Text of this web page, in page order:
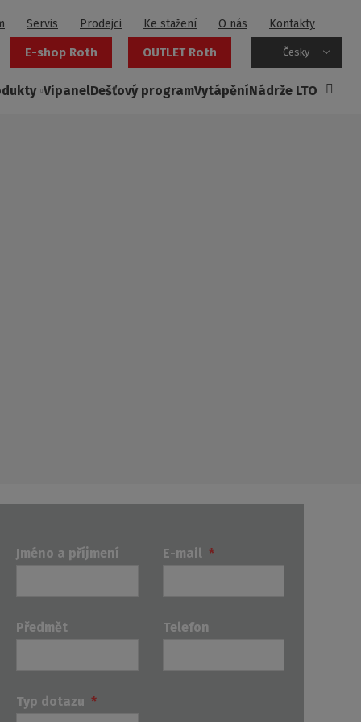
Servis Prodejci Ke stažení O nás Kontakty
E-shop Roth OUTLET Roth Česky
VipanelDešťový programVytápěníNádrže LTO
Jméno a příjmení
Předmět
Typ dotazu *
E-mail *
Telefon